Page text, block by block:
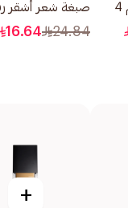
صبغة شعر بني رقم 4
1قطعة
24.84
16.64
+